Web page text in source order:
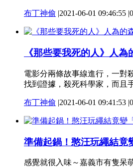
布丁神偷 |2021-06-01 09:46:55 |0
《那些要我死的人》人
電影分兩條故事線進行，一對
找到證據，殺死科學家，而且
布丁神偷 |2021-06-01 09:41:53 |0
準備起鍋！憨汪玩繩結竟
感覺就很入味～嘉義市有隻呆